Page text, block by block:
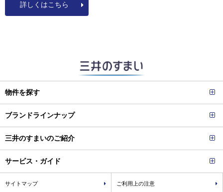
詳しくはこちら
物件を探す
ブランドラインナップ
三井のすまいのご紹介
サービス・ガイド
サイトマップ ご利用上の注意